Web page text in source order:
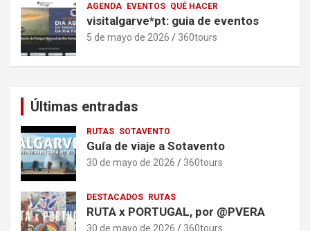
AGENDA EVENTOS QUÉ HACER
visitalgarve*pt: guia de eventos
5 de mayo de 2026 360tours
Últimas entradas
RUTAS SOTAVENTO
Guía de viaje a Sotavento
30 de mayo de 2026 360tours
DESTACADOS RUTAS
RUTA x PORTUGAL, por @PVERA
30 de mayo de 2026 360tours